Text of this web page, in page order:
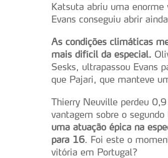
Katsuta abriu uma enorme
Evans conseguiu abrir
As condições climáticas
mais difícil da especial.
Sesks, ultrapassou Evans
que Pajari, que manteve
Thierry Neuville perdeu
vantagem sobre o
uma atuação épica na
para 16. Foi este o
vitória em Portugal?